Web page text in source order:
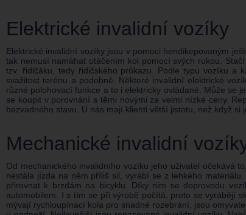
Elektrické invalidní vozíky
Elektrické invalidní vozíky jsou v pomoci hendikepovaným
tak nemusí namáhat otáčením kol pomocí svých rukou.
tzv. řidičáku, tedy řidičského průkazu. Podle typu vozíku a
svažitost terénu a podobně. Některé invalidní elektrické
různé polohovací funkce a to i elektricky ovládané. Může se
se koupit v porovnání s těmi novými za velmi nízké ceny.
bezvadného stavu. U nás mají klienti větší jistotu, než když si
Mechanické invalidní
Od mechanického invalidního vozíku jeho uživatel očekává
nestála jízda na něm příliš sil, vyrábí se z lehkého
přirovnat k brzdám na bicyklu. Díky nim se doprovodu
automobilem. I s tím se při výrobě počítá, proto se vyrábějí
mývají rychloupínací kola pro snadné rozebrání, jsou